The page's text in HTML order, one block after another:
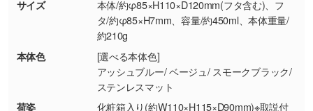
現物支給による色指定も承っております。→詳
・背景がある画像からキャラクター部分だけを
使いたいです
シンプルな背景のデータや、使いたいキャラク
ター部分の輪郭がはっきりしているデータは切
・商品到着後7日以上経過している場合
・お客様のご都合による返品・交換依頼(商
品・色・数量などの注文間違い等)
サイズ
本体/約φ85×H110×D120mm(フタ含む)、フ
タ/約φ85×H7mm、容量/約450ml、本体重量/
約210g
本体色
[選べる本体色]
アッシュブルー/ ベージュ/ スモークブラック/
ステンレスマット
荷姿
化粧箱入り(約W110×H115×D90mm)※取説付